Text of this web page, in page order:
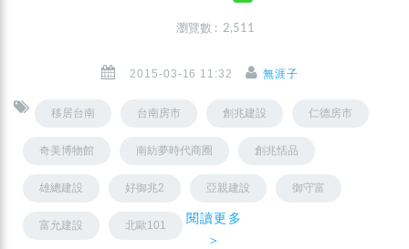
瀏覽數 : 2,511
2015-03-16 11:32 無涯子
移居台南 台南房市 創兆建設 仁德房市
奇美博物館 南紡夢時代商圈 創兆恬品
雄總建設 好御兆2 亞親建設 御守富
富允建設 北歐101
閱讀更多
＞